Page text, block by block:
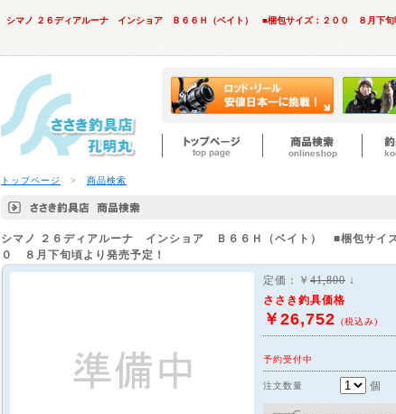
シマノ ２６ディアルーナ インショア Ｂ６６Ｈ（ベイト） ■梱包サイズ：２００ ８月下旬
トップページ > 商品検索
シマノ
２６ディアルーナ インショア Ｂ６６Ｈ（ベイト） ■梱包サイ
０ ８月下旬頃より発売予定！
定価：￥ 41,800 ↓
ささき釣具価格
￥26,752 (税込み)
予約受付中
注文数量 個